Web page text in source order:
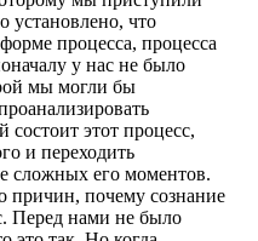
установлено, что
процесса, процесса
у нас не было
мы могли бы
состоит этот процесс,
и переходить
сложных его моментов.
причин, почему сознание
Перед нами не было